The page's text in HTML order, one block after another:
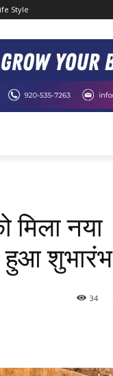
Style
मिला नया
हुआ शुभारंभ
34